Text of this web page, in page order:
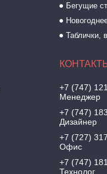
Бегущие
Таблички,
+7 (747)
Менеджер
+7 (747)
Дизайнер
+7 (727)
Офис
+7 (747)
Технолог